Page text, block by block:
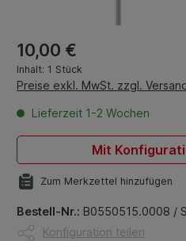
Regulärer Preis:
10,00 €
Inhalt: 1 Stück
Preise exkl. MwSt. zzgl.
Lieferzeit 1-2 Wochen
Mit
Zum Merkzettel hinzufügen
Bestell-Nr.: B0550515.0008 /
Konfiguration teilen